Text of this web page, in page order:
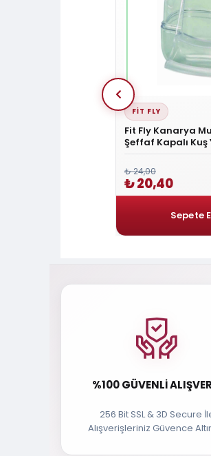
FIT FLY
Fit Fly Kanarya
Şeffaf Kapalı Kuş
₺ 24,00
₺ 20,40
%100 GÜVENLI
256 Bit SSL & 3D Secure
Alışverişleriniz Güvence